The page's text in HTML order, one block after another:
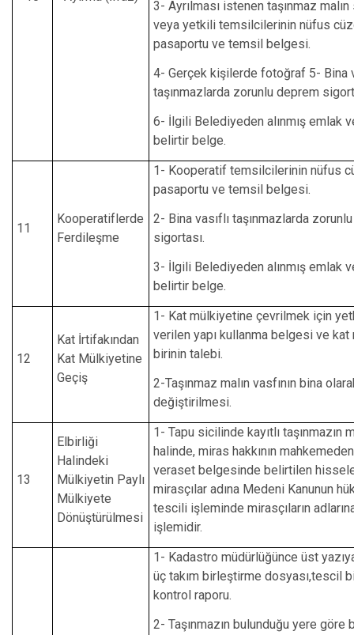
3- Ayrılması istenen taşınmaz
veya yetkili temsilcilerinin nüfus
pasaportu ve temsil belgesi.
4- Gerçek kişilerde fotoğraf 5- Bina
taşınmazlarda zorunlu deprem
6- İlgili Belediyeden alınmış emlak
belirtir belge.
11
Kooperatiflerde
Ferdileşme
1- Kooperatif temsilcilerinin nüfus
pasaportu ve temsil belgesi.
2- Bina vasıflı taşınmazlarda
sigortası.
3- İlgili Belediyeden alınmış emlak
belirtir belge.
12
Kat İrtifakından
Kat Mülkiyetine
Geçiş
1- Kat mülkiyetine çevrilmek için
verilen yapı kullanma belgesi ve
birinin talebi.
2-Taşınmaz malın vasfının bina
değiştirilmesi.
13
Elbirliği
Halindeki
Mülkiyetin Paylı
Mülkiyete
Dönüştürülmesi
1- Tapu sicilinde kayıtlı taşınmazın
halinde, miras hakkının mahkemeden
veraset belgesinde belirtilen
mirasçılar adına Medeni Kanunun
tescili işleminde mirasçıların
işlemidir.
1- Kadastro müdürlüğünce üst
üç takım birleştirme dosyası,tescil
kontrol raporu.
2- Taşınmazın bulunduğu yere göre